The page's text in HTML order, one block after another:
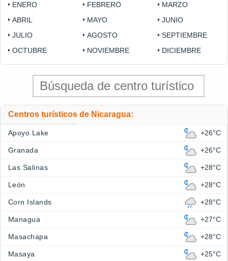
ENERO FEBRERO
MARZO
ABRIL
MAYO
JUNIO
JULIO
AGOSTO
SEPTIEMBRE
OCTUBRE
NOVIEMBRE DICIEMBRE
Centros turísticos de Nicaragua:
Apoyo Lake +26°C
Granada +26°C
Las Salinas +28°C
León +28°C
Corn Islands +28°C
Managua +27°C
Masachapa +28°C
Masaya +25°C